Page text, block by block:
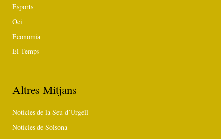
Esports
Oci
Economia
El Temps
Altres Mitjans
Notícies de la Seu d’Urgell
Notícies de Solsona